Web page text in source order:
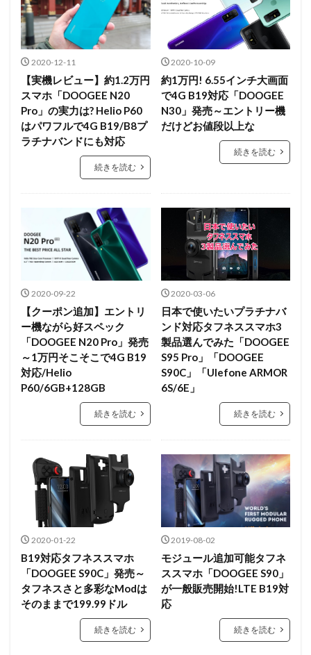
2020-12-11
【実機レビュー】約1.2万円
スマホ「DOOGEE N20
Pro」の実力は? Helio P60
はパワフルで4G B19/B8プ
ラチナバンドにも対応
続きを読む
2020-10-09
約1万円! 6.55インチ大画面
で4G B19対応「DOOGEE
N30」発売～エントリー機
だけどお値段以上な
続きを読む
2020-09-22
【クーポン追加】エントリ
ー機ながら好スペック
「DOOGEE N20 Pro」発売
～1万円そこそこで4G B19
対応/Helio
P60/6GB+128GB
続きを読む
2020-03-06
日本で使いたいプラチナバ
ンド対応タフネススマホ3
製品選んでみた「DOOGEE
S95 Pro」「DOOGEE
S90C」「Ulefone ARMOR
6S/6E」
続きを読む
2020-01-22
B19対応タフネススマホ
「DOOGEE S90C」発売～
タフネスさと多彩なModは
そのままで199.99ドル
続きを読む
2019-08-02
モジュール追加可能タフネ
ススマホ「DOOGEE S90」
が一般販売開始!LTE B19対
応
続きを読む